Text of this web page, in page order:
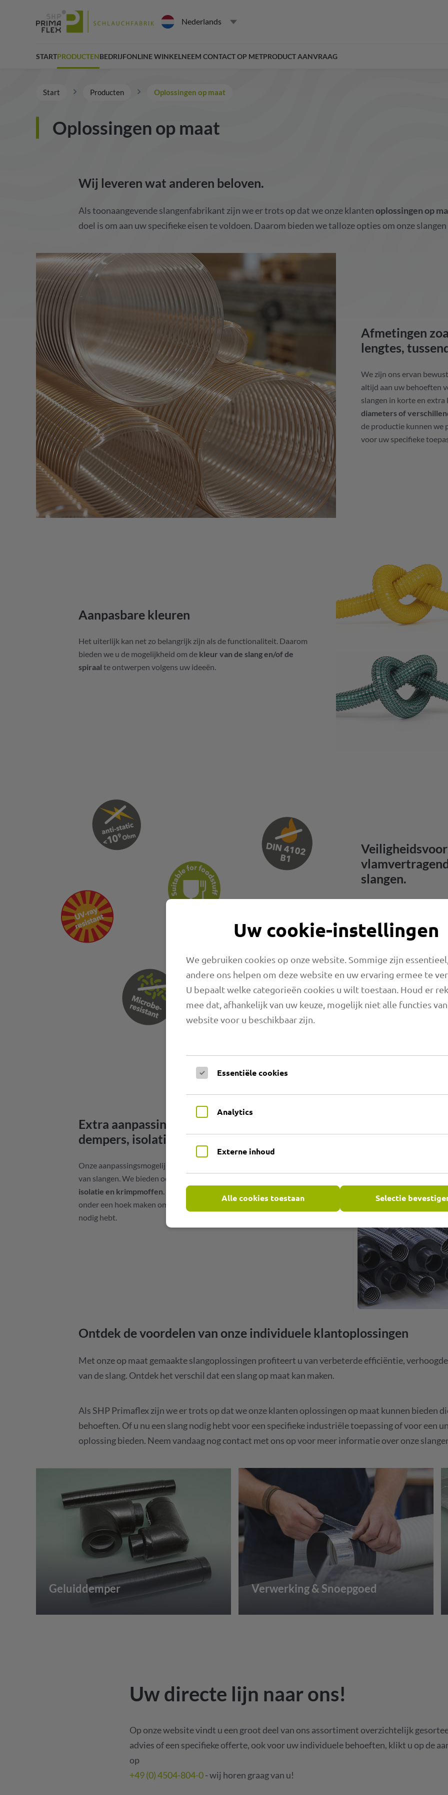
Nederlands
STARTPRODUCTENBEDRIJFONLINE WINKELNEEM CONTACT OP METPRODUCT AANVRAAG
Start Producten Oplossingen op maat
Oplossingen op maat
Wij leveren wat anderen beloven.
Als toonaangevende slangenfabrikant zijn we er trots op dat we onze klantenoplossingen op
doel is om aan uw specifieke eisen te voldoen. Daarom bieden we talloze opties om onze slangen
Afmetingen
lengtes,
We zijn ons ervan
altijd aan uw behoeften
slangen in korte en
diameters of
de productie kunnen we
voor uw specifieke
Aanpasbare kleuren
Het uiterlijk kan net zo belangrijk zijn als de functionaliteit. Daarom
bieden we u de mogelijkheid om de kleur van de slang en/of de
spiraal te ontwerpen volgens uw ideeën.
slangen.
eigenschappen kunnen
toepassing aanzienlijk
Daarnaast kunnen we
maken
tegen UV-
waardoor ze langer
Extra aanpassingen: Gating sleeves,
dempers, isolatie, krimpmoffen en meer.
Onze aanpassingsmogelijkheden gaan veel verder dan het ontwerp
van slangen. We bieden ook een scala aan
isolatie en krimpmoffen. Bovendien kunnen we uw slangen ovaal of
onder een hoek maken om precies de oplossing te bieden die u
nodig hebt.
Ontdek de voordelen van onze individuele klantoplossingen
Met onze op maat gemaakte slangoplossingen profiteert u van verbeterde efficiëntie,
van de slang. Ontdek het verschil dat een slang op maat kan maken.
Als SHP Primaflex zijn we er trots op dat we onze klanten oplossingen op maat kunnen bieden
behoeften. Of u nu een slang nodig hebt voor een specifieke industriële toepassing of voor een
oplossing bieden. Neem vandaag nog contact met ons op voor meer informatie over onze
Geluiddemper Verwerking & Snoepgoed
Uw directe lijn naar ons!
Op onze website vindt u een groot deel van ons assortiment overzichtelijk
advies of een specifieke offerte, ook voor uw individuele behoeften, klikt u op de
op
+49 (0) 4504-804-0- wij horen graag van u!
Uw cookie-instellingen
We gebruiken cookies op onze website. Sommige zijn
andere ons helpen om deze website en uw ervaring ermee te
U bepaalt welke categorieën cookies u wilt toestaan. Houd er
mee dat, afhankelijk van uw keuze, mogelijk niet alle functies
website voor u beschikbaar zijn.
Essentiële cookies
Analytics
Externe inhoud
Alle cookies toestaan Selectie